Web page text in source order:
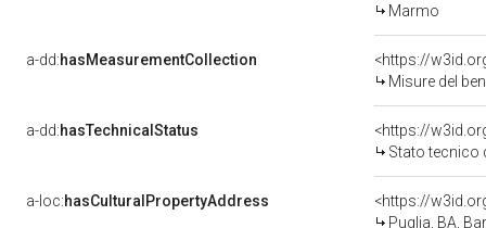
Marmo
a-dd:hasMeasurementCollection
<https://
Misure del
a-dd:hasTechnicalStatus
<https://
Stato tecnico
a-loc:hasCulturalPropertyAddress
<https://
Puglia, BA,